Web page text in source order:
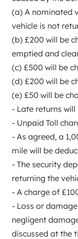
(a) A nominated
vehicle is not
(b) £200 will be
emptied and
(c) £500 will be
(d) £200 will be
(e) £50 will be
- Late returns
- Unpaid Toll
- As agreed, a
mile will be
- The security
returning the
- A charge of
- Loss or
negligent
discussed at the
trasversale
cm
interna
control
retromarcia
tutti gli